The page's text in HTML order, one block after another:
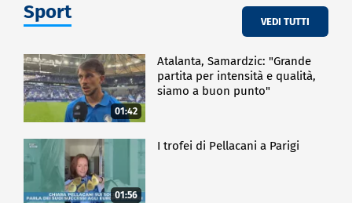
Sport VEDI TUTTI
01:42
Atalanta, Samardzic: "Grande
partita per intensità e qualità,
siamo a buon punto"
01:56
I trofei di Pellacani a Parigi